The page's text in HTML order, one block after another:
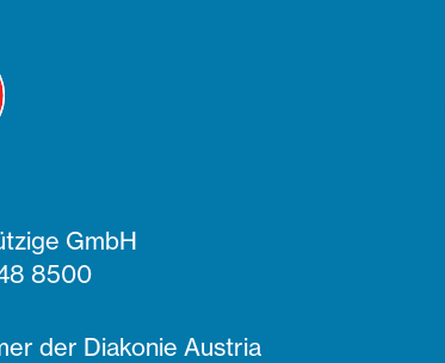
GmbH
8500
der Diakonie Austria